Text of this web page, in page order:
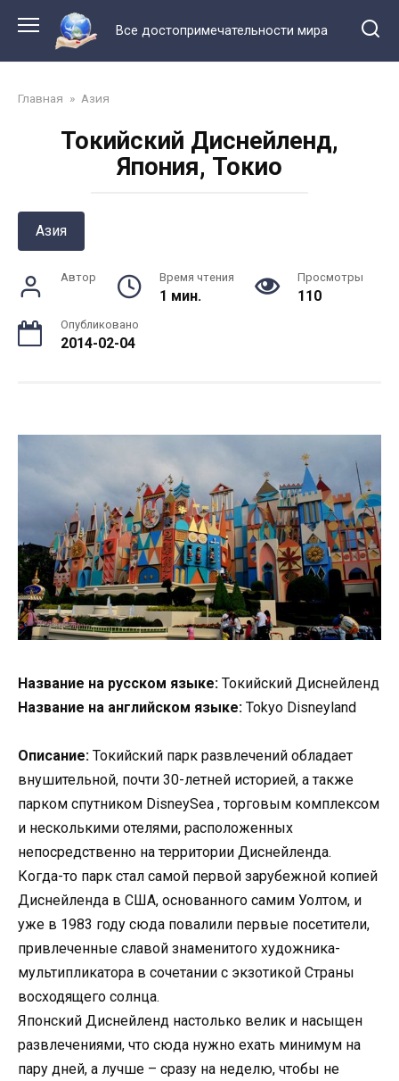
контенту
Все достопримечательности мира
Главная » Азия
Токийский Диснейленд,
Япония, Токио
Азия
Автор Время чтения
1 мин.
Просмотры
110
Опубликовано
2014-02-04
Название на русском языке: Токийский Диснейленд
Название на английском языке: Tokyo Disneyland
Описание: Токийский парк развлечений обладает
внушительной, почти 30-летней историей, а также
парком спутником DisneySea , торговым комплексом
и несколькими отелями, расположенных
непосредственно на территории Диснейленда.
Когда-то парк стал самой первой зарубежной копией
Диснейленда в США, основанного самим Уолтом, и
уже в 1983 году сюда повалили первые посетители,
привлеченные славой знаменитого художника-
мультипликатора в сочетании с экзотикой Страны
восходящего солнца.
Японский Диснейленд настолько велик и насыщен
развлечениями, что сюда нужно ехать минимум на
пару дней, а лучше – сразу на неделю, чтобы не